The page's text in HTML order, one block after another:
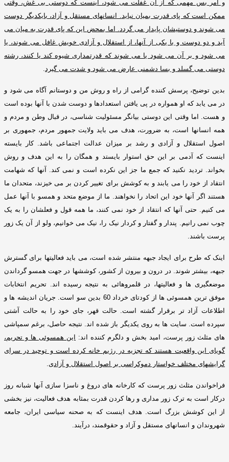
و امر بس مهمی که از آن غفلت می شود، اینست که دوستی بی غش، وقتی
ممکن است که پای قدرت بمیان نیاید
انسانهای مستقل و آزاد، بایکدیگر دوست
می شوند و دوستیشان پایدار می گردد
اما بمحض این که پای قدرت به میان می
آید و دو دوست و یا یکی از آنها، از استقلال و آزادی خویش غافل می شوند، یا
می شود و بر آن می شود یا می شوند که قدرتمداری شیوه کند یا کنند، رشته
دوستی می گسلد و بسا دشمنی عارض می شود و شدت می گیرد
بدین توضیح، پرسش کننده گرامی از راه و روش من و دوستانم آگاه می شود و
در می یابد که او همواره در پی یافتن استعدادها و دوست شدن با آنها بوده است
و هست.
اما وقتی این دوستی بیانگر مسئولیت شناسی، در قبال وطن و مردم و
همه انسانها است، به ضرورت، هدف می باید ولایت جمهور مردم، جمهوری بر
اصول استقلال و آزادی و رشد بر میزان عدالت اجتماعی باشد
.کار بایسته
اینست که آدمی بر این حق استوار بایستد و همگان را به این هدف و روش
بخواند
.تردید نکنید که جمع ما جز این نکرده است و نمی کند
آنها که شهامت
انتقاد از خود را می یابند و به کوشش برای تغییر کردن بر می خیزند، متحدان ما
هستند اگر آنها خود این اتحاد را نخواهند
ما از موضع متحد و همسو با آنها عمل
می کنیم
حتی آنها که انتقاد از خود نمی کنند، ما همه قول و فعلشان را به یک
چوب نمی رانیم
پندار و گفتار و کردار نیک را، نیک می خوانیم، ولو از آن یک زور
پرست باشند
اینک که طرح برای ایجاد جبهه منتشر شده است، می باید فعالیتها برای گسترش
جبهه، بیشتر شوند
در درون و بیرون از کشور، کوششها در جهت همسو گرداندن
موضعگیری ها و فعالیتها، در قلمروهائی به نتیجه رسیده اند
تحریم انتخابات
موفق ترین همسوئی ها از کودتای خرداد60 بدین سو است. جریان اندیشه ها و
اطلاعات آزاد تر برقرار گشته است. حالت قهر، جای خود را به حالت آشتی
سپرده است سایت ها به روی یکدیگر باز شده اند
نتیجه حاصل، برغم سمپاشی
های مثلث زور پرست، امید بخش و دلگرم کننده اند : این همسوئی ها و تحریم،
گویای این واقعیت هستند که تجزیه در رژیم خانه کرده است و توحید در سرای
گرایشهای مختلف خواستار دموکراسی بر اصول استقلال و آزادی
فراخواندن مثلث زور پرست که کارخانه های دروغ و ناسزا سازی آنها شبانه روز
درکار است به ترک زور مداری و رها کردن قدرت بمثابه هدف فعالیت، نیز بخشی
از این کوشش بزرگ است
هدف اینست که به صحنه سیاسی ایران، جامعه
شهروندان و انسانهای مستقل و آزاد و حقوقمند، درآیند